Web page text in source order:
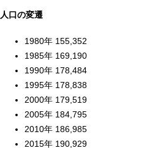
人口の変遷
1980年 155,352
1985年 169,190
1990年 178,484
1995年 178,838
2000年 179,519
2005年 184,795
2010年 186,985
2015年 190,929